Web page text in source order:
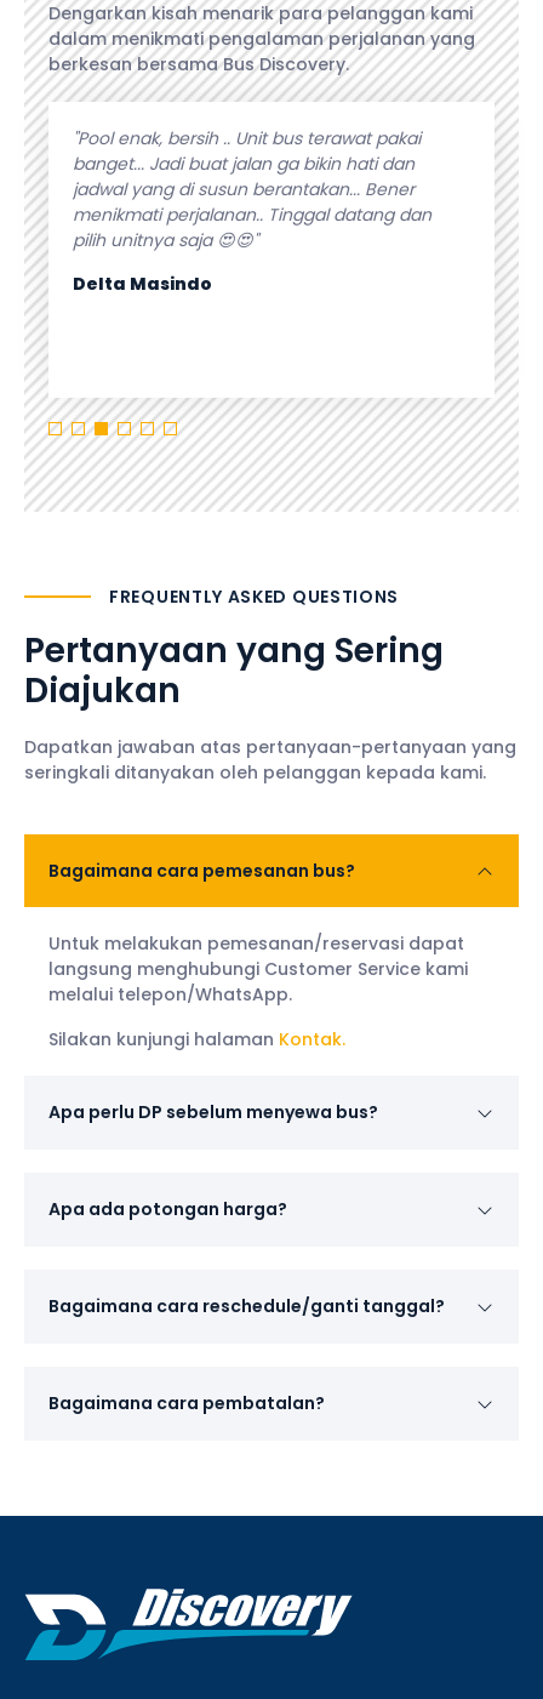
Dengarkan kisah menarik para pelanggan kami
dalam menikmati pengalaman perjalanan yang
berkesan bersama Bus Discovery.
bus
"Pool enak, bersih .. Unit bus terawat pakai
banget... Jadi buat jalan ga bikin hati dan
jadwal yang di susun berantakan... Bener
menikmati perjalanan.. Tinggal datang dan
pilih unitnya saja 😍😍"
Delta Masindo
Isti
FREQUENTLY ASKED QUESTIONS
Pertanyaan yang Sering
Diajukan
Dapatkan jawaban atas pertanyaan-pertanyaan yang
seringkali ditanyakan oleh pelanggan kepada kami.
Bagaimana cara pemesanan bus?
Untuk melakukan pemesanan/reservasi dapat
langsung menghubungi Customer Service kami
melalui telepon/WhatsApp.
Silakan kunjungi halaman Kontak.
Apa perlu DP sebelum menyewa bus?
Apa ada potongan harga?
Bagaimana cara reschedule/ganti tanggal?
Bagaimana cara pembatalan?